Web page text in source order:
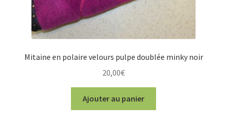
Mitaine en polaire velours pulpe doublée minky noir
20,00€
Ajouter au panier